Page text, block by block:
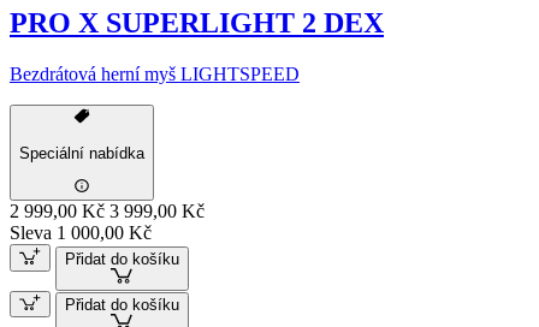
PRO X SUPERLIGHT 2 DEX
Bezdrátová herní myš LIGHTSPEED
Speciální nabídka
2 999,00 Kč 3 999,00 Kč
Sleva 1 000,00 Kč
Přidat do košíku
Přidat do košíku